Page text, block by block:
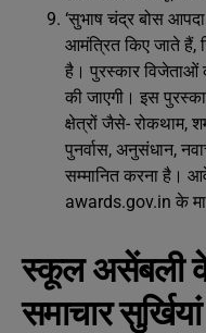
‘सुभाष चंद्र बोस
आमंत्रित किए जाते हैं,
है। पुरस्कार विजेताओं
की जाएगी। इस
क्षेत्रों जैसे- रोकथाम,
पुनर्वास, अनुसंधान,
सम्मानित करना है।
awards.gov.in के
स्कूल असेंबली के
समाचार